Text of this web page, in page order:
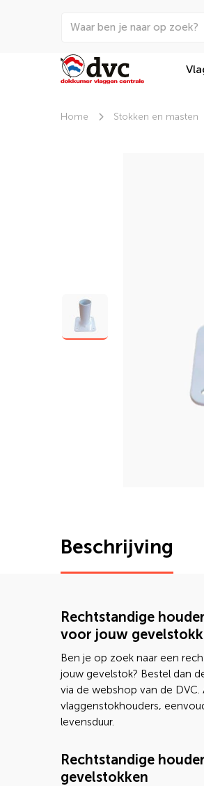
Home Stokken en masten
Beschrijving
Rechtstandige
voor jouw
Ben je op zoek naar een
jouw gevelstok? Bestel dan
via de webshop van de DVC.
vlaggenstokhouders,
levensduur.
Rechtstandige
gevelstokken